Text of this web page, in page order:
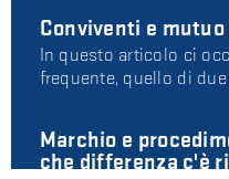
Conviventi e
In questo articolo ci
frequente, quello di
Marchio e
che differenza c'è